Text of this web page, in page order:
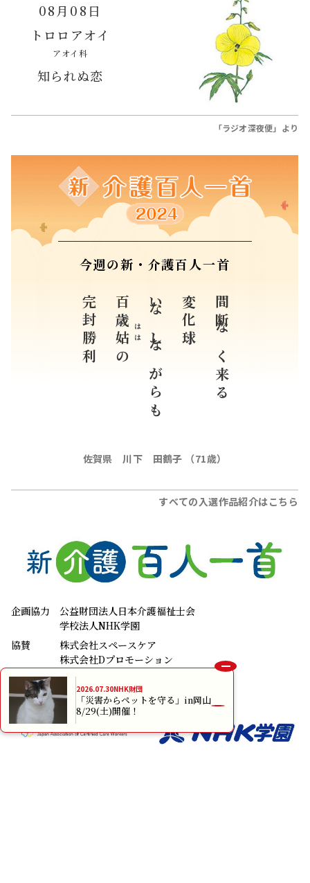
08月08日
トロロアオイ
アオイ科
知られぬ恋
「ラジオ深夜便」より
今週の新・介護百人一首
間断なく来る
変化球
いなしながらも
百歳
姑 はは
の
完封勝利
佐賀県 川下 田鶴子 （71歳）
すべての入選作品紹介はこちら
企画協力
公益財団法人日本介護福祉士会
学校法人NHK学園
協賛
株式会社スペースケア
株式会社Dプロモーション
株式会社プロセスコバヤシ
花王株式会社
2026.07.30NHK財団
「災害からペットを守る」in岡山
8/29(土)開催！